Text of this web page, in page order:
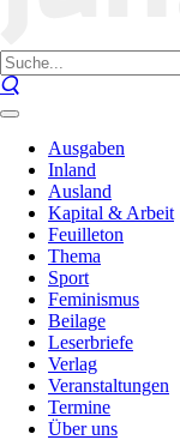
Ausgaben
Inland
Ausland
Kapital & Arbeit
Feuilleton
Thema
Sport
Feminismus
Beilage
Leserbriefe
Verlag
Veranstaltungen
Termine
Über uns